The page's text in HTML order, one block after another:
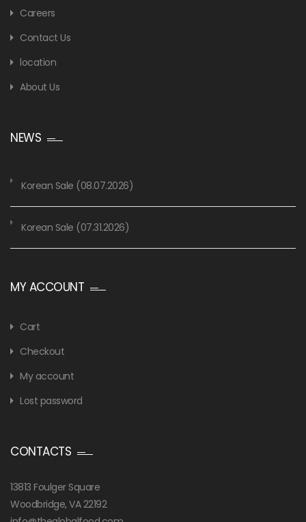
Careers
Contact Us
location
About Us
NEWS
Korean Sale (08.07.2026)
Korean Sale (07.31.2026)
MY ACCOUNT
Cart
Checkout
My account
Lost password
CONTACTS
13813 Foulger Square
Woodbridge, VA 22192